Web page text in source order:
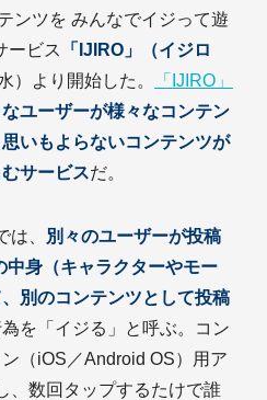
ンツを みんなでイジって遊
ービス
「IJIRO」（イジロ
）より開始した。
「IJIRO」
ユーザーが様々なコンテン
いもよらないコンテンツが
サービスだ。
は、
別々のユーザーが投稿
中身（キャラクターやモー
別のコンテンツとして投稿
を「イジる」と呼ぶ。コン
（iOS／Android OS）用ア
、数回タップするたけで誰